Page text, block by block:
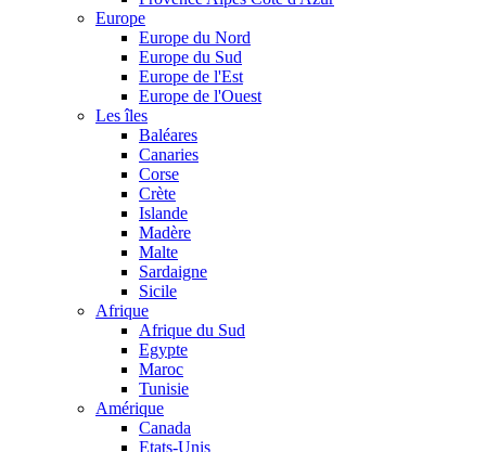
Europe
Europe du Nord
Europe du Sud
Europe de l'Est
Europe de l'Ouest
Les îles
Baléares
Canaries
Corse
Crète
Islande
Madère
Malte
Sardaigne
Sicile
Afrique
Afrique du Sud
Egypte
Maroc
Tunisie
Amérique
Canada
Etats-Unis